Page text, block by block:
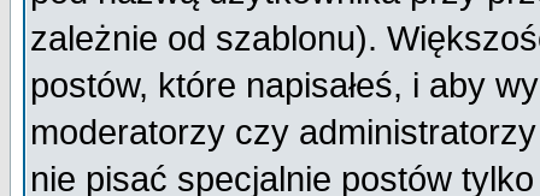
zależnie od szablonu).
postów, które napisałeś, i aby
moderatorzy czy
nie pisać specjalnie postów